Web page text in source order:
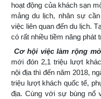
hoạt động của khách sạn
mảng du lịch, nhân sự
việc liên quan đến du lịch.
có rất nhiều tiềm năng phát
Cơ hội việc làm rộng mở
mới đón 2,1 triệu lượt
nội địa thì đến năm 2018,
triệu lượt khách quốc tế,
địa. Cùng với sự bùng nổ